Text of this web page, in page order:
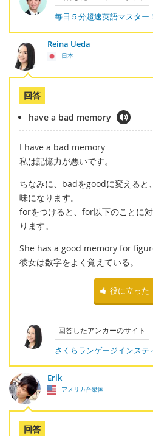
毎日５分超速英語マスター
Reina Ueda
日本
回答
have a bad memory
I have a bad memory.
私は記憶力が悪いです。
ちなみに、badをgoodに変えると
味になります。
forをつけると、for以下のことに
ります。
She has a good memory for
彼女は数字をよく覚えている。
役に立った
回答したアンカーのサイト
さくらランゲージインステ
Erik
アメリカ合衆国
回答